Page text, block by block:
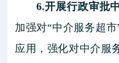
6.开展行政审批
加强对“中介服务超
应用，强化对中介服